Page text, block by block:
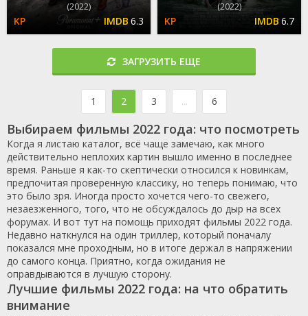
(2022)
6.3
(2022)
6.7
ЗАГРУЗИТЬ ЕЩЕ
1 2 3 ... 6
Выбираем фильмы 2022 года: что посмотреть
Когда я листаю каталог, всё чаще замечаю, как много
действительно неплохих картин вышло именно в последнее
время. Раньше я как-то скептически относился к новинкам,
предпочитая проверенную классику, но теперь понимаю, что
это было зря. Иногда просто хочется чего-то свежего,
незаезженного, того, что не обсуждалось до дыр на всех
форумах. И вот тут на помощь приходят фильмы 2022 года.
Недавно наткнулся на один триллер, который поначалу
показался мне проходным, но в итоге держал в напряжении
до самого конца. Приятно, когда ожидания не
оправдываются в лучшую сторону.
Лучшие фильмы 2022 года: на что обратить
внимание